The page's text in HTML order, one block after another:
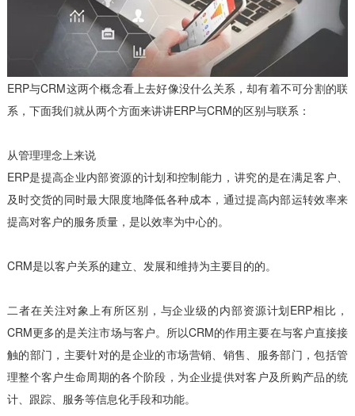
ERP与CRM这两个概念看上去好像没什么关系，却有着不可分割的联
系，下面我们就从两个方面来讲讲ERP与CRM的区别与联系：
从管理理念上来说
ERP是提高企业内部资源的计划和控制能力，讲究的是在满足客户、
及时交货的同时最大限度地降低各种成本，通过提高内部运转效率来
提高对客户的服务质量，是以效率为中心的。
CRM是以客户关系的建立、发展和维持为主要目的的。
二者在关注对象上有所区别，与企业级的内部资源计划ERP相比，
CRM更多的是关注市场与客户。所以CRM的作用主要在与客户直接接
触的部门，主要针对的是企业的市场营销、销售、服务部门，包括管
理整个客户生命周期的各个阶段，为企业提供对客户及所购产品的统
计、跟踪、服务等信息化手段和功能。